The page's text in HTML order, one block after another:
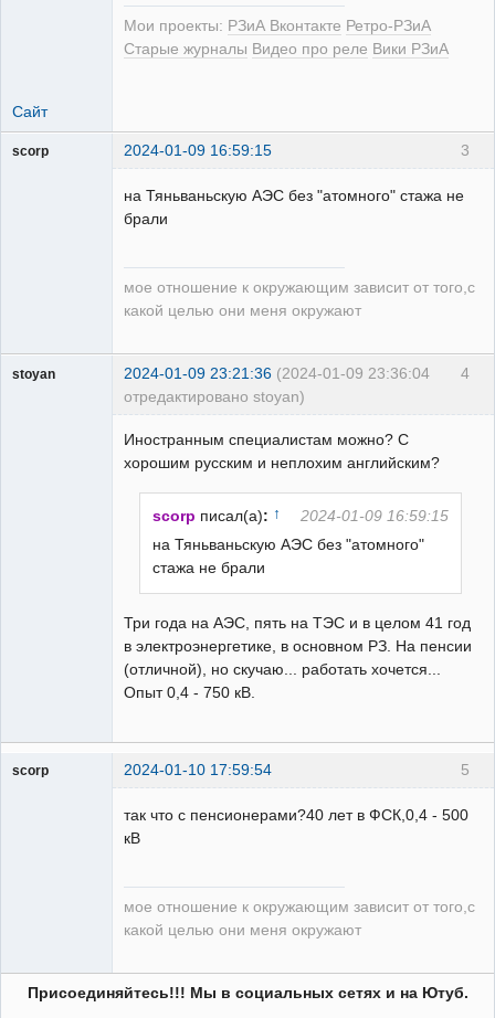
Мои проекты: РЗиА Вконтакте Ретро-РЗиА
Старые журналы Видео про реле Вики РЗиА
Сайт
3
scorp 2024-01-09 16:59:15
на Тяньваньскую АЭС без "атомного" стажа не
брали
мое отношение к окружающим зависит от того,с
какой целью они меня окружают
4
stoyan 2024-01-09 23:21:36 (2024-01-09 23:36:04
отредактировано stoyan)
Иностранным специалистам можно? С
хорошим русским и неплохим английским?
scorp писал(а): ↑
2024-01-09 16:59:15
на Тяньваньскую АЭС без "атомного"
стажа не брали
Три года на АЭС, пять на ТЭС и в целом 41 год
в электроэнергетике, в основном РЗ. На пенсии
(отличной), но скучаю... работать хочется...
Опыт 0,4 - 750 кВ.
5
scorp 2024-01-10 17:59:54
так что с пенсионерами?40 лет в ФСК,0,4 - 500
кВ
мое отношение к окружающим зависит от того,с
какой целью они меня окружают
Присоединяйтесь!!! Мы в социальных сетях и на Ютуб.